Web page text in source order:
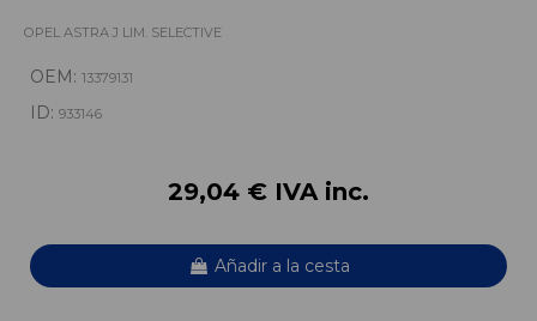
OPEL ASTRA J LIM. SELECTIVE
OEM: 13379131
ID: 933146
29,04 € IVA inc.
Añadir a la cesta